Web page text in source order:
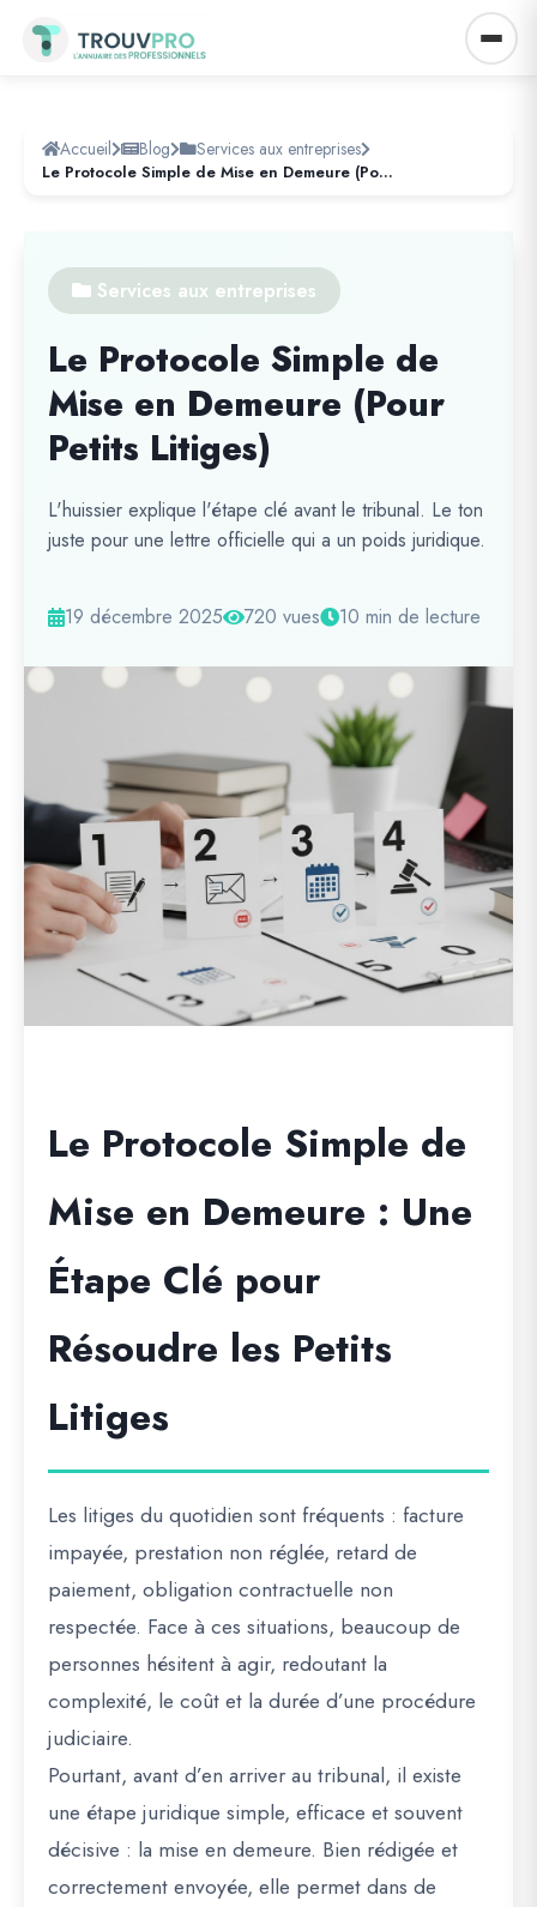
Accueil Blog Services aux entreprises
Le Protocole Simple de Mise en Demeure (Pour Petits Litiges)
Services aux entreprises
Le Protocole Simple de
Mise en Demeure (Pour
Petits Litiges)
L'huissier explique l'étape clé avant le tribunal. Le ton
juste pour une lettre officielle qui a un poids juridique.
19 décembre 2025 720 vues 10 min de lecture
Le Protocole Simple de
Mise en Demeure : Une
Étape Clé pour
Résoudre les Petits
Litiges
Les litiges du quotidien sont fréquents : facture
impayée, prestation non réglée, retard de
paiement, obligation contractuelle non
respectée. Face à ces situations, beaucoup de
personnes hésitent à agir, redoutant la
complexité, le coût et la durée d’une procédure
judiciaire.
Pourtant, avant d’en arriver au tribunal, il existe
une étape juridique simple, efficace et souvent
décisive : la mise en demeure. Bien rédigée et
correctement envoyée, elle permet dans de